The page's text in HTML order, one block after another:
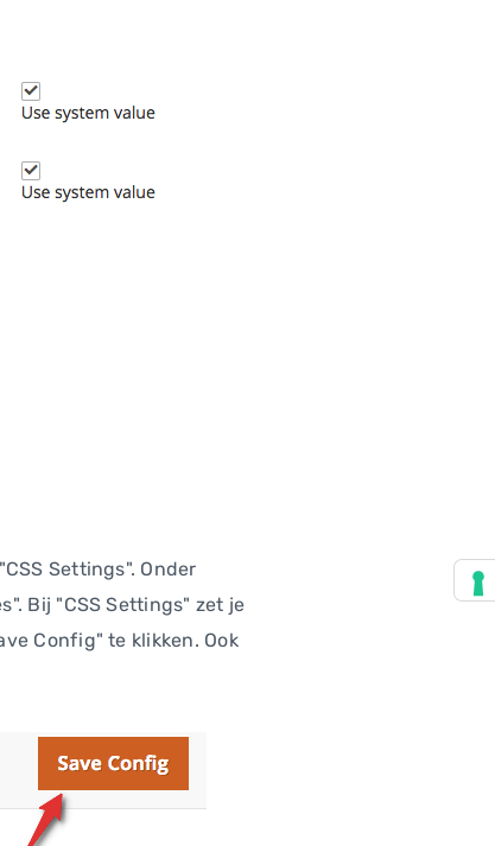
Settings". Onder
Bij "CSS Settings" zet je
Config" te klikken. Ook